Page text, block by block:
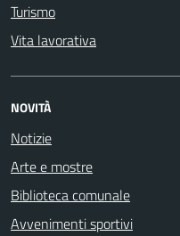
Turismo
Vita lavorativa
NOVITÀ
Notizie
Arte e mostre
Biblioteca comunale
Avvenimenti sportivi